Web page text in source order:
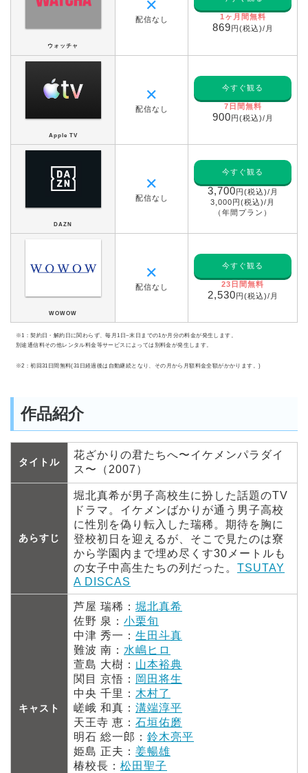
ウォッチャ
✕
配信なし 1ヶ月間無料
869円(税込)/月
Apple TV
✕
配信なし
今すぐ観る
7日間無料
900円(税込)/月
DAZN
✕
配信なし
今すぐ観る
3,700円(税込)/月
3,000円(税込)/月
（年間プラン）
WOWOW
✕
配信なし
今すぐ観る
23 日間無料
2,530円(税込)/月
※1：契約日・解約日に関わらず、毎月1日~末日までの1か月分の料金が発生します。
別途通信料その他レンタル料金等サービスによっては別料金が発生します。
※2：初回31日間無料(31日経過後は自動継続となり、その月から月額料金全額がかかります。)
作品紹介
タイトル
花ざかりの君たちへ〜イケメンパラダイ
ス〜（2007）
あらすじ
堀北真希が男子高校生に扮した話題のTV
ドラマ。イケメンばかりが通う男子高校
に性別を偽り転入した瑞稀。期待を胸に
登校初日を迎えるが、そこで見たのは寮
から学園内まで埋め尽くす30メートルも
の女子中高生たちの列だった。 TSUTAY
A DISCAS
キャスト
芦屋 瑞稀： 堀北真希
佐野 泉： 小栗旬
中津 秀一： 生田斗真
難波 南： 水嶋ヒロ
萱島 大樹： 山本裕典
関目 京悟： 岡田将生
中央 千里： 木村了
嵯峨 和真： 溝端淳平
天王寺 恵： 石垣佑磨
明石 総一郎： 鈴木亮平
姫島 正夫： 姜暢雄
椿校長： 松田聖子